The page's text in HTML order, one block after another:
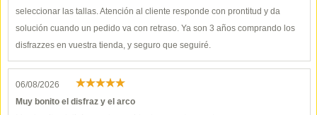
seleccionar las tallas. Atención al cliente responde con prontitud y da
solución cuando un pedido va con retraso. Ya son 3 años comprando los
disfrazzes en vuestra tienda, y seguro que seguiré.
06/08/2026
Muy bonito el disfraz y el arco